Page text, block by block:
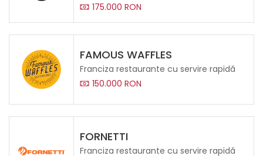
175.000 RON
FAMOUS WAFFLES
Franciza restaurante cu servire rapidă
150.000 RON
FORNETTI
Franciza restaurante cu servire rapidă